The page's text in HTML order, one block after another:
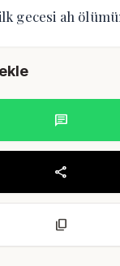
gecesi ah
chat
share
content_copy